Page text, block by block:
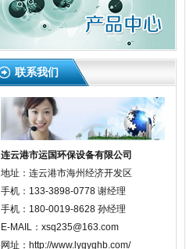
联系我们
连云港市运国环保设备有限公司
地址：连云港市海州经济开发区
手机：133-3898-0778 谢经理
手机：180-0019-8628 孙经理
E-MAIL：xsq235@163.com
网址：http://www.lygyghb.com/